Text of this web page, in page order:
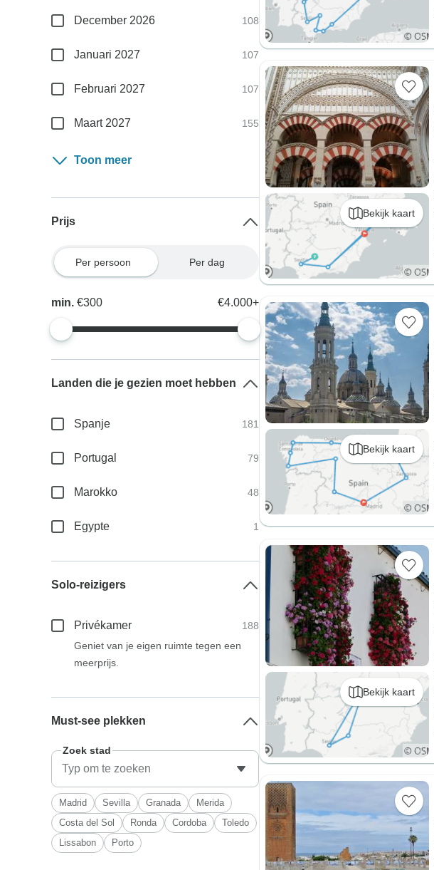
Bekijk kaart
Bekijk kaart
Bekijk kaart
December 2026 108
Januari 2027 107
Februari 2027 107
Maart 2027 155
Toon meer
Prijs
Per persoon Per dag
min.€300 €4.000+
Landen die je gezien moet hebben
Spanje 181
Portugal 79
Marokko 48
Egypte 1
Solo-reizigers
Privékamer
188
Geniet van je eigen ruimte tegen een
meerprijs.
Must-see plekken
Zoek stad
Madrid Sevilla Granada
Merida
Costa del Sol
Ronda Cordoba
Toledo
Lissabon
Porto